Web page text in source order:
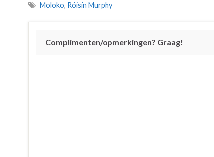
Moloko, Róisín Murphy
Complimenten/opmerkingen? Graag!